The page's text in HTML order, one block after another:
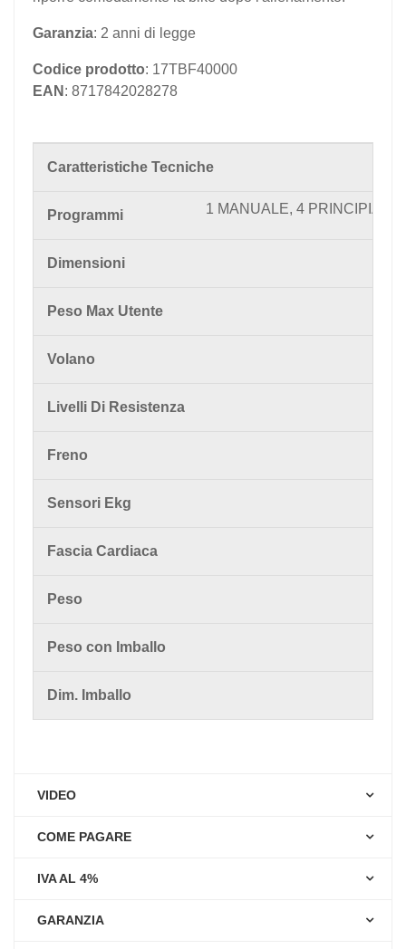
Garanzia: 2 anni di legge
Codice prodotto: 17TBF40000
EAN : 8717842028278
Caratteristiche Tecniche
Programmi 1 MANUALE, 4
Dimensioni
Peso Max Utente
Volano
Livelli Di Resistenza
Freno
Sensori Ekg
Fascia Cardiaca
Peso
Peso con Imballo
Dim. Imballo
VIDEO
COME PAGARE
IVA AL 4%
GARANZIA